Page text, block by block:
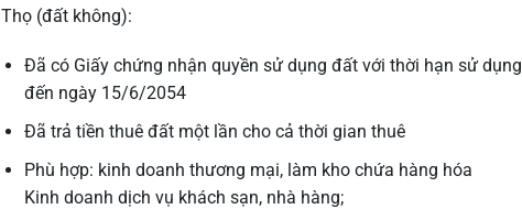
Thọ (đất không):
Đã có Giấy chứng nhận quyền sử dụng đất với thời hạn sử dụng
đến ngày 15/6/2054
Đã trả tiền thuê đất một lần cho cả thời gian thuê
Phù hợp: kinh doanh thương mại, làm kho chứa hàng hóa
Kinh doanh dịch vụ khách sạn, nhà hàng;